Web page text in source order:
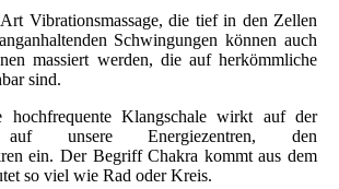
Vibrationsmassage, die tief in den Zellen
Schwingungen können auch
massiert werden, die auf herkömmliche
sind.
hochfrequente Klangschale wirkt auf der
auf unsere Energiezentren, den
ein. Der Begriff Chakra kommt aus dem
so viel wie Rad oder Kreis.